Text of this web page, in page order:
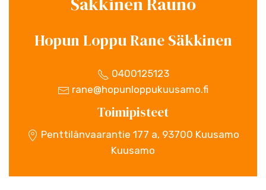
Hopun Loppu Rane Säkkinen
0400125123
rane@hopunloppukuusamo.fi
Toimipisteet
Penttilänvaarantie 177 a, 93700 Kuusamo
Kuusamo